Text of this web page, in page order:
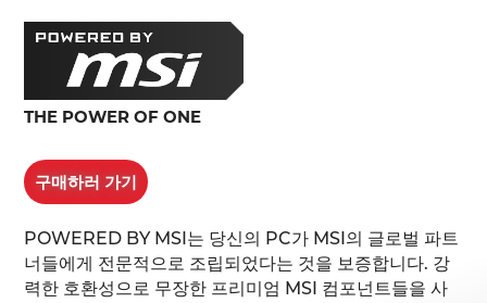
THE POWER OF ONE
구매하러 가기
POWERED BY MSI는 당신의 PC가 MSI의 글로벌 파트
너들에게 전문적으로 조립되었다는 것을 보증합니다. 강
력한 호환성으로 무장한 프리미엄 MSI 컴포넌트들을 사